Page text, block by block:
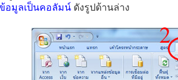
อมูลเป็นคอลัมน์ ดังรูปด้านล่าง